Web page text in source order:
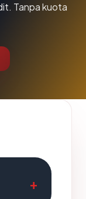
Tanpa kuota